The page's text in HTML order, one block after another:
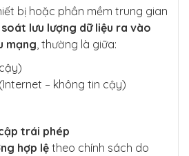
bị hoặc phần mềm trung gian
lưu lượng dữ liệu ra vào
mạng , thường là giữa:
– không tin cậy)
trái phép
hợp lệtheo chính sách do